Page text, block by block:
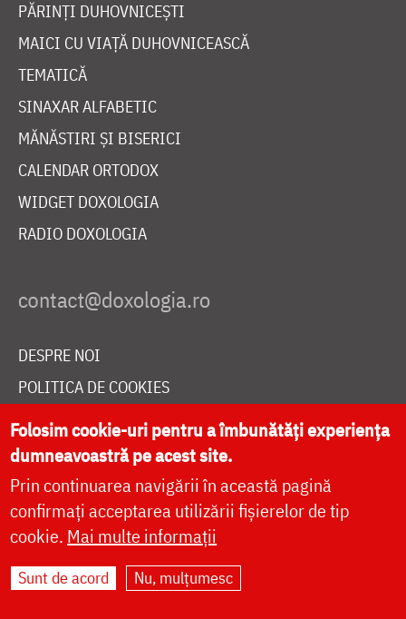
PĂRINȚI DUHOVNICEȘTI
MAICI CU VIAȚĂ DUHOVNICEASCĂ
TEMATICĂ
SINAXAR ALFABETIC
MĂNĂSTIRI ȘI BISERICI
CALENDAR ORTODOX
WIDGET DOXOLOGIA
RADIO DOXOLOGIA
DESPRE NOI
POLITICA DE COOKIES
DONEAZĂ ONLINE PENTRU CATEDRALA NAȚIONALĂ
LIVE
Site dezvoltat deDOXOLOGIA MEDIA
Arhiepiscopia Iașilor | ©
Folosim cookie-uri pentru a îmbunătăți experiența
dumneavoastră pe acest site.
Prin continuarea navigării în această pagină
confirmați acceptarea utilizării fișierelor de tip
cookie. Mai multe informații
Sunt de acord Nu, mulțumesc